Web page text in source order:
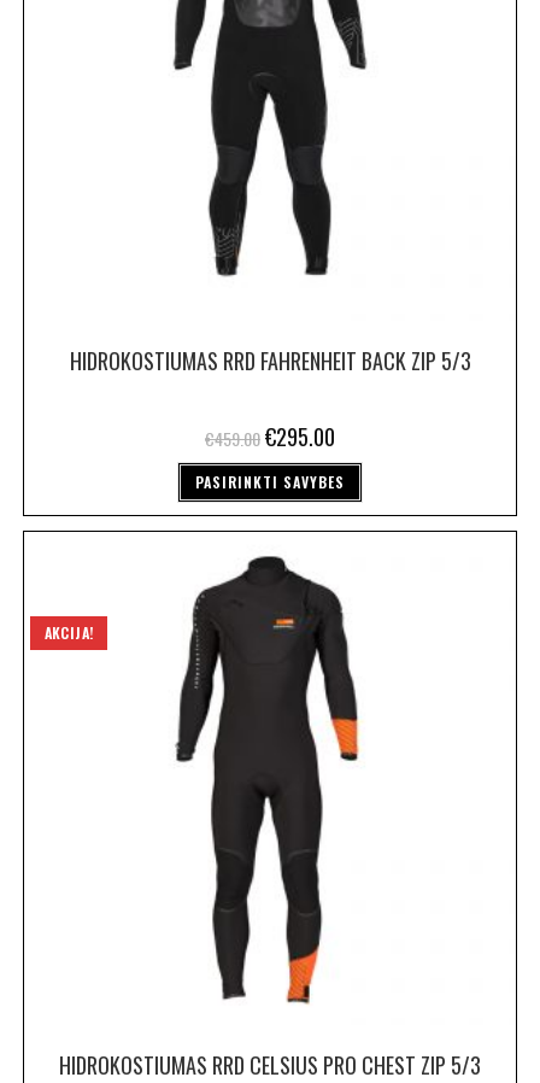
HIDROKOSTIUMAS RRD FAHRENHEIT BACK ZIP 5/3
€459.00€295.00
PASIRINKTI SAVYBES
AKCIJA!
HIDROKOSTIUMAS RRD CELSIUS PRO CHEST ZIP 5/3